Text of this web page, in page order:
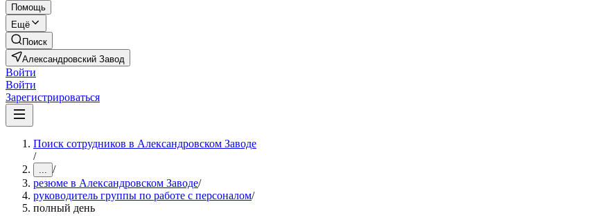
Помощь
Ещё
Поиск
Александровский Завод
Войти
Войти
Зарегистрироваться
Поиск сотрудников в Александровском Заводе
/
... /
резюме в Александровском Заводе/
руководитель группы по работе с персоналом/
полный день